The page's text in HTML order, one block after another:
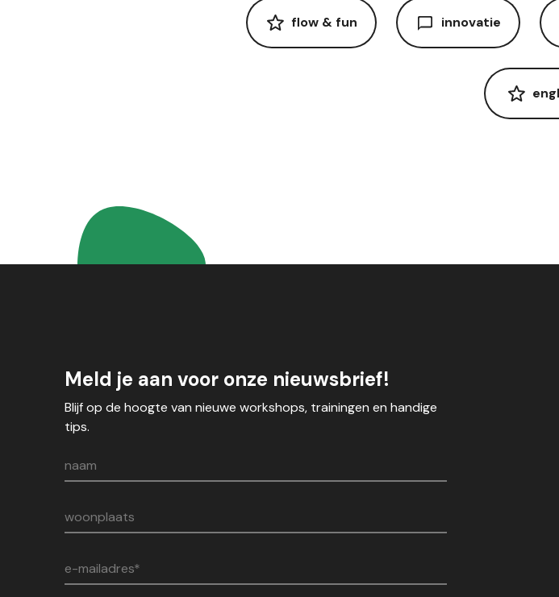
flow & fun innovatie
Meld je aan voor onze nieuwsbrief!
Blijf op de hoogte van nieuwe workshops, trainingen en handige
tips.
naam
woonplaats
e-mailadres*